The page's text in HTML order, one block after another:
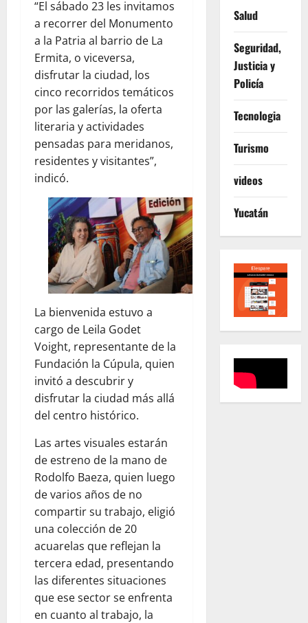
“El sábado 23 les invitamos
a recorrer del Monumento
a la Patria al barrio de La
Ermita, o viceversa,
disfrutar la ciudad, los
cinco recorridos temáticos
por las galerías, la oferta
literaria y actividades
pensadas para meridanos,
residentes y visitantes”,
indicó.
La bienvenida estuvo a
cargo de Leila Godet
Voight, representante de la
Fundación la Cúpula, quien
invitó a descubrir y
disfrutar la ciudad más allá
del centro histórico.
Las artes visuales estarán
de estreno de la mano de
Rodolfo Baeza, quien luego
de varios años de no
compartir su trabajo, eligió
una colección de 20
acuarelas que reflejan la
tercera edad, presentando
las diferentes situaciones
que ese sector se enfrenta
en cuanto al trabajo, la
Salud
Seguridad,
Justicia y
Policía
Tecnologia
Turismo
videos
Yucatán